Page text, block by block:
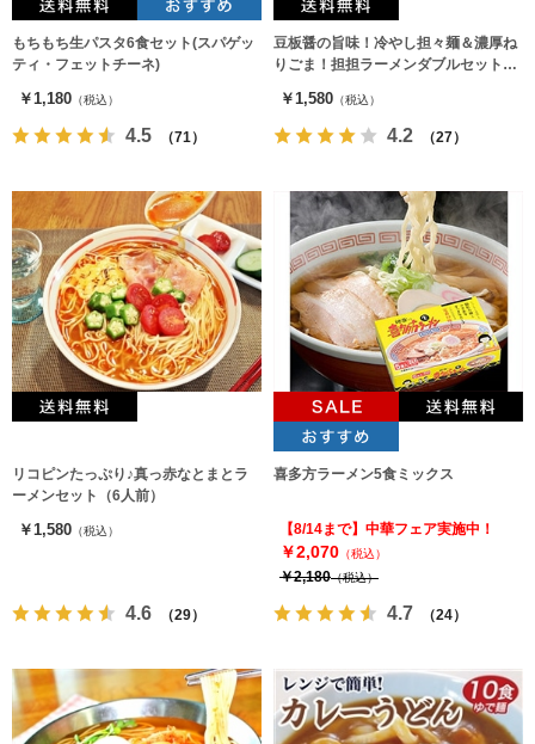
もちもち生パスタ6食セット(スパゲッ
ティ・フェットチーネ)
￥1,180 （税込）
4.5 （71）
豆板醤の旨味！冷やし担々麺＆濃厚ね
りごま！担担ラーメンダブルセット
￥1,580 （税込）
4.2 （27）
リコピンたっぷり♪真っ赤なとまとラ
ーメンセット（6人前）
￥1,580 （税込）
4.6 （29）
喜多方ラーメン5食ミックス
【8/14まで】中華フェア実施中！
￥2,070 （税込）
￥2,180（税込）
4.7 （24）